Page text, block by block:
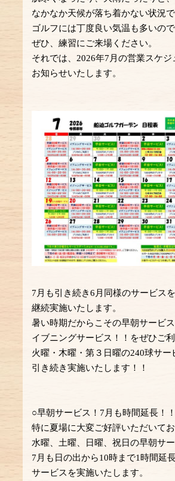
なかなか天候が落ち着かない状況で
ゴルフには丁度良い気温も多いので
ぜひ、練習にご来場ください。
それでは、2026年7月の営業スケジ
お知らせいたします。
7月も引き続き6月同様のサービスを
継続実施いたします。
暑い時期だからこその早朝サービス
イブニングサービス！！をぜひご利
火曜・木曜・第３日曜の240球サー
引き続き実施いたします！！
○早朝サービス！7月も時間延長！！
特に夏場に大変ご好評いただいて
水曜、土曜、日曜、祝日の早朝サー
7月も日の出から10時まで1時間延
サービスを実施いたします。